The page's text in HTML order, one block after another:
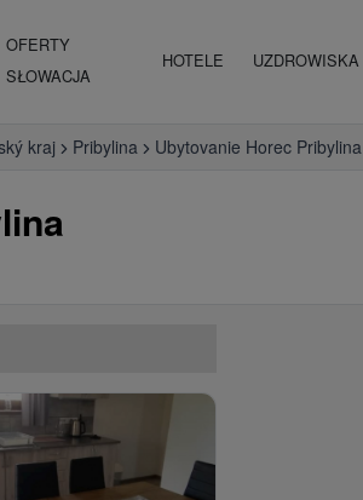
OFERTY
SŁOWACJA
HOTELE UZDROWISKA
kraj Pribylina Ubytovanie Horec Pribylina